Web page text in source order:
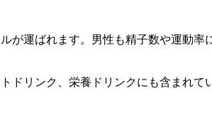
運ばれます。男性も精子数や運動率
リンク、栄養ドリンクにも含まれて